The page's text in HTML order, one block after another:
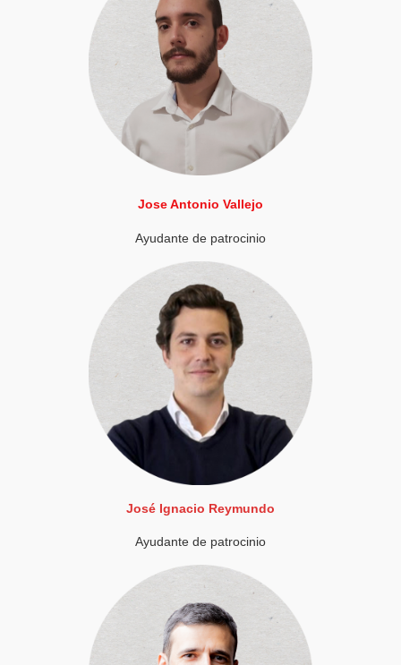
Jose Antonio Vallejo
Ayudante de patrocinio
José Ignacio Reymundo
Ayudante de patrocinio